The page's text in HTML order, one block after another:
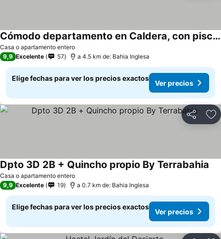
Casa o apartamento entero
Cómodo departamento en Caldera, con piscina.
9,9 Excelente 57 a 4.5 km de: Bahia Inglesa
Elige fechas para ver los precios exactos
Ver precios
Compartir
Casa o apartamento entero
Dpto 3D 2B + Quincho propio By Terrabahia
9,9 Excelente 19 a 0.7 km de: Bahia Inglesa
Elige fechas para ver los precios exactos
Ver precios